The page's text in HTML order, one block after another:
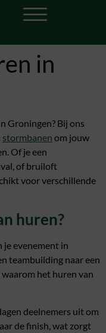
in
Groningen? Bij ons
stormbanen om jouw
Of je een
of bruiloft
voor verschillende
huren?
je evenement in
teambuilding naar een
het huren van
deelnemers uit om
de finish, wat zorgt